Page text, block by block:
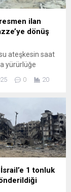
ilan
dönüş
ateşkesin saat
yürürlüğe
Gazzeliler
duyurdu.
ihlallere karşı
0 20
1 tonluk